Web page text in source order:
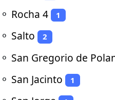
⚬ Rocha 4 1
⚬ Salto 2
⚬ San Gregorio de
⚬ San Jacinto 1